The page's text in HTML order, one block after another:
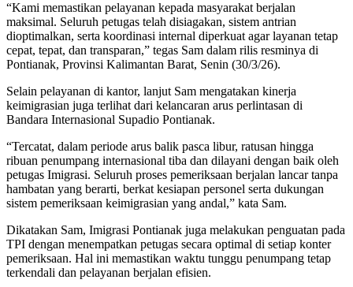
“Kami memastikan pelayanan kepada masyarakat berjalan
maksimal. Seluruh petugas telah disiagakan, sistem antrian
dioptimalkan, serta koordinasi internal diperkuat agar layanan tetap
cepat, tepat, dan transparan,” tegas Sam dalam rilis resminya di
Pontianak, Provinsi Kalimantan Barat, Senin (30/3/26).
Selain pelayanan di kantor, lanjut Sam mengatakan kinerja
keimigrasian juga terlihat dari kelancaran arus perlintasan di
Bandara Internasional Supadio Pontianak.
“Tercatat, dalam periode arus balik pasca libur, ratusan hingga
ribuan penumpang internasional tiba dan dilayani dengan baik oleh
petugas Imigrasi. Seluruh proses pemeriksaan berjalan lancar tanpa
hambatan yang berarti, berkat kesiapan personel serta dukungan
sistem pemeriksaan keimigrasian yang andal,” kata Sam.
Dikatakan Sam, Imigrasi Pontianak juga melakukan penguatan pada
TPI dengan menempatkan petugas secara optimal di setiap konter
pemeriksaan. Hal ini memastikan waktu tunggu penumpang tetap
terkendali dan pelayanan berjalan efisien.